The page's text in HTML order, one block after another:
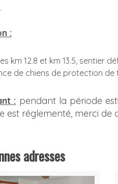
:
km 12.8 et km 13.5, sentier
de chiens de protection de
: pendant la période
est réglementé, merci de
adresses